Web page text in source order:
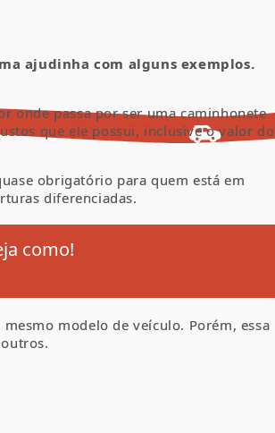
ajudinha com alguns exemplos.
onde passa por ser uma caminhonete
que ele possui, inclusive ovalor do
obrigatório para quem está em
diferenciadas.
como!
modelo de veículo. Porém, essa